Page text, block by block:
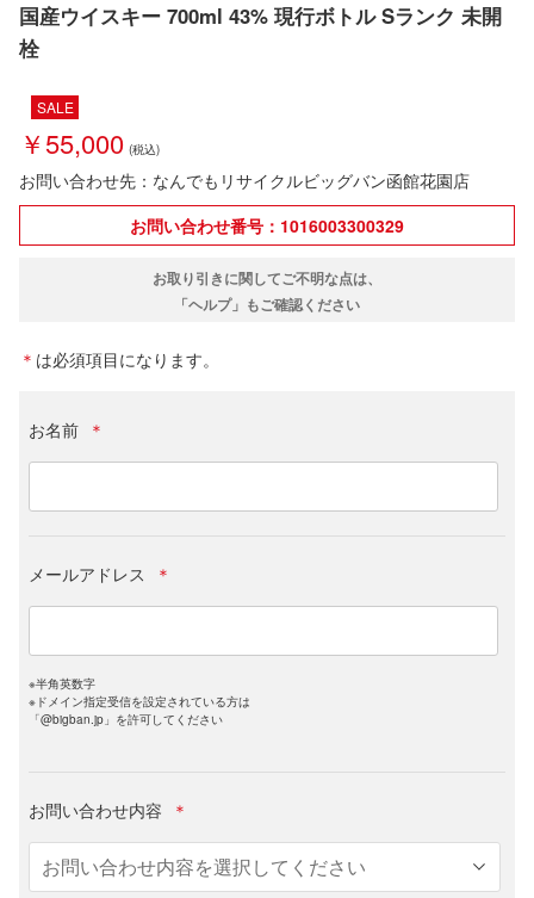
国産ウイスキー 700ml 43% 現行ボトル Sランク 未開
栓
SALE
￥55,000
お問い合わせ先：なんでもリサイクルビッグバン函館花園店
お問い合わせ番号：1016003300329
お取り引きに関してご不明な点は、
「ヘルプ」もご確認ください
＊ は必須項目になります。
お名前 ＊
メールアドレス ＊
※半角英数字
※ドメイン指定受信を設定されている方は
「@bigban.jp」を許可してください
お問い合わせ内容 ＊